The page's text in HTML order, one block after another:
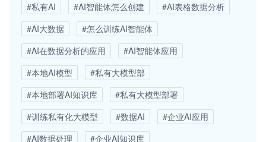
#私有AI
#AI智能体怎么创建
#AI表格数据分析
#AI大数据
#怎么训练AI智能体
#AI在数据分析的应用
#AI智能体应用
#本地AI模型
#私有大模型部
#本地部署AI知识库
#私有大模型部署
#训练私有化大模型
#数据AI
#企业AI应用
#AI数据处理
#企业AI知识库